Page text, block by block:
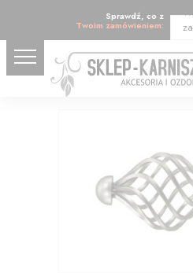
Sprawdź, co z
Twoim zamówieniem: